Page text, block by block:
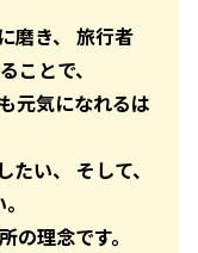
磨き、 旅行者
ことで、
元気になれるは
い、 そして、
理念です。